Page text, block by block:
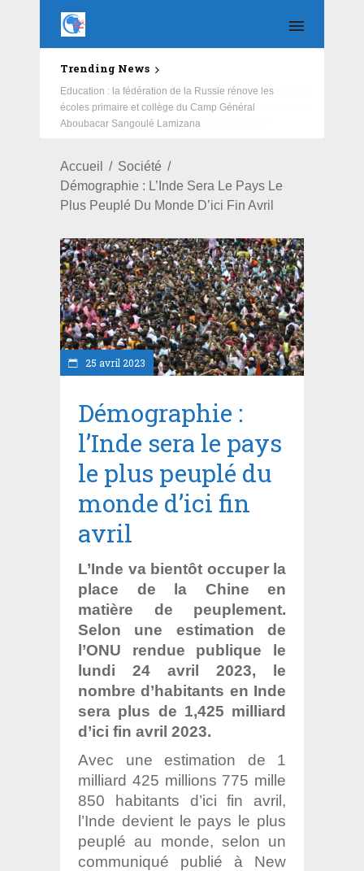
Trending News
Education : la fédération de la Russie rénove les
écoles primaire et collège du Camp Général
Aboubacar Sangoulé Lamizana
Accueil
Société
Démographie : L’Inde Sera Le Pays Le
Plus Peuplé Du Monde D’ici Fin Avril
25 avril 2023
Démographie :
l’Inde sera le pays
le plus peuplé du
monde d’ici fin
avril
L’Inde va bientôt occuper la
place de la Chine en
matière de peuplement.
Selon une estimation de
l’ONU rendue publique le
lundi 24 avril 2023, le
nombre d’habitants en Inde
sera plus de 1,425 milliard
d’ici fin avril 2023.
Avec une estimation de 1
milliard 425 millions 775 mille
850 habitants d’ici fin avril,
l’Inde devient le pays le plus
peuplé au monde, selon un
communiqué publié à New